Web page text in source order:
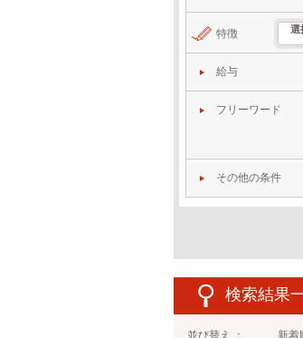
特徴 選
給与
フリーワード
その他の条件
検索結果
並び替え ： 新着